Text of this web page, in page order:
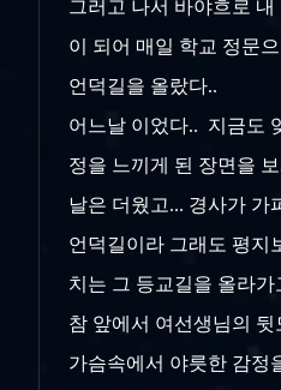
그러고 나서 바야흐로
이 되어 매일 학교 정문
언덕길을 올랐다..
어느날 이었다.. 지금도
정을 느끼게 된 장면을
날은 더웠고... 경사가 가
언덕길이라 그래도 평지
치는 그 등교길을 올라
참 앞에서 여선생님의
가슴속에서 야릇한 감정